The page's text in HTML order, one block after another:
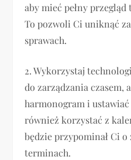
aby mieć pełny
To pozwoli Ci uniknąć
sprawach.
2. Wykorzystaj
do zarządzania czasem,
harmonogram i
również korzystać z
będzie przypominał Ci
terminach.